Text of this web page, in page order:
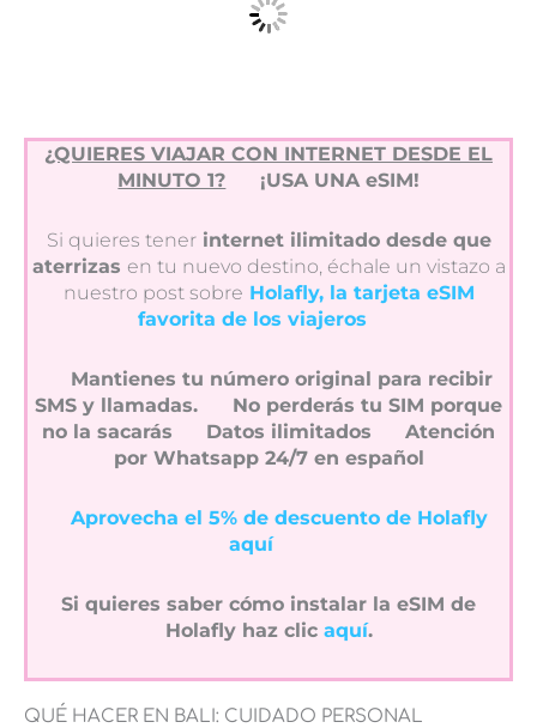
¿QUIERES VIAJAR CON INTERNET DESDE EL
MINUTO 1?
¡USA UNA eSIM!
Si quieres tenerinternet ilimitado desde que
aterrizas en tu nuevo destino, échale un vistazo a
nuestro post sobre Holafly, la tarjeta eSIM
favorita de los viajeros
Mantienes tu número original para recibir
SMS y llamadas.
No perderás tu SIM porque
no la sacarás
Datos ilimitados
Atención
por Whatsapp 24/7 en español
Aprovecha el 5% de descuento de Holafly
aquí
Si quieres saber cómo instalar la eSIM de
Holafly haz clic aquí.
QUÉ HACER EN BALI: CUIDADO PERSONAL